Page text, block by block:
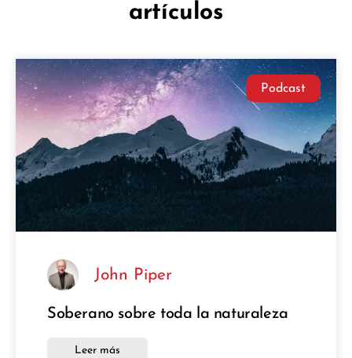
artículos
Podcast
John Piper
Soberano sobre toda la naturaleza
Leer más